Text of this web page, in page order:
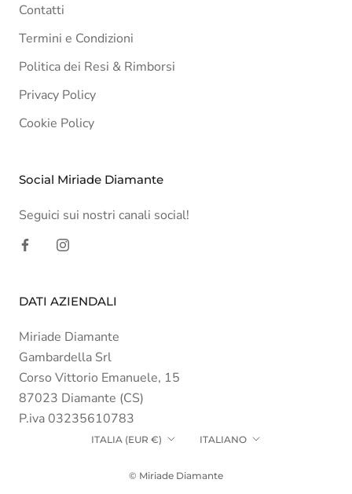
Contatti
Termini e Condizioni
Politica dei Resi & Rimborsi
Privacy Policy
Cookie Policy
Social Miriade Diamante
Seguici sui nostri canali social!
DATI AZIENDALI
Miriade Diamante
Gambardella Srl
Corso Vittorio Emanuele, 15
87023 Diamante (CS)
P.iva 03235610783
Paese/Area
ITALIA (EUR €) Lingua
ITALIANO
© Miriade Diamante